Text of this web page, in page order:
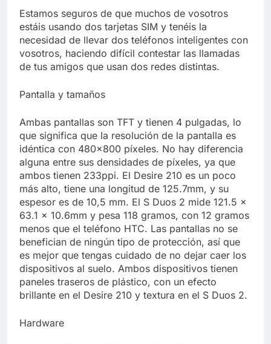
Crucero en México te
lleva a lugares
paranormales con
binoculares de visión
nocturna y reuniones de
secuestrados
7 Años Atrás
La Inteligencia Artificial
deepfake de Samsung
fabrica un clip de
Estamos seguros de que muchos de vosotros
estáis usando dos tarjetas SIM y tenéis la
necesidad de llevar dos teléfonos inteligentes con
vosotros, haciendo difícil contestar las llamadas
de tus amigos que usan dos redes distintas.
Pantalla y tamaños
Ambas pantallas son TFT y tienen 4 pulgadas, lo
que significa que la resolución de la pantalla es
idéntica con 480×800 píxeles. No hay diferencia
alguna entre sus densidades de píxeles, ya que
ambos tienen 233ppi. El Desire 210 es un poco
más alto, tiene una longitud de 125.7mm, y su
espesor es de 10,5 mm. El S Duos 2 mide 121.5 ×
63.1 × 10.6mm y pesa 118 gramos, con 12 gramos
menos que el teléfono HTC. Las pantallas no se
benefician de ningún tipo de protección, así que
es mejor que tengas cuidado de no dejar caer los
dispositivos al suelo. Ambos dispositivos tienen
paneles traseros de plástico, con un efecto
brillante en el Desire 210 y textura en el S Duos 2.
Hardware